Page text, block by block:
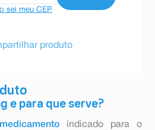
e para que serve?
medicamento indicado para o
sei meu CEP
produto